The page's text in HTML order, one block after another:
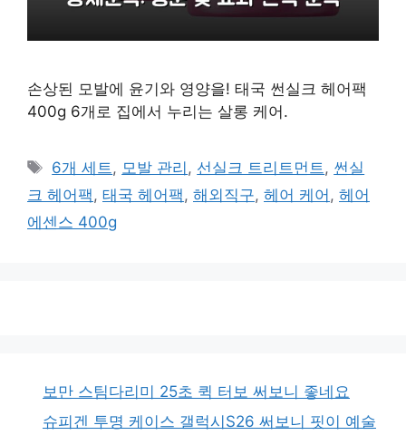
손상된 모발에 윤기와 영양을! 태국 썬실크 헤어팩
400g 6개로 집에서 누리는 살롱 케어.
태
그
6개 세트 , 모발 관리 , 선실크 트리트먼트 , 썬실
크 헤어팩 , 태국 헤어팩 , 해외직구, 헤어 케어 , 헤어
에센스 400g
보만 스팀다리미 25초 퀵 터보 써보니 좋네요
슈피겐 투명 케이스 갤럭시S26 써보니 핏이 예술